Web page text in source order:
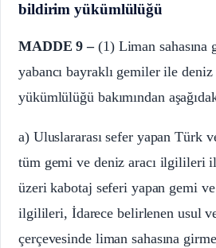
bildirim yükümlülüğü
MADDE 9 –(1) Liman sahasına
yabancı bayraklı gemiler ile
yükümlülüğü bakımından
a) Uluslararası sefer yapan Türk
tüm gemi ve deniz aracı ilgilileri
üzeri kabotaj seferi yapan gemi ve
ilgilileri, İdarece belirlenen usul
çerçevesinde liman sahasına